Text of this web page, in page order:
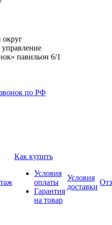
округ
управление
павильон 6/1
по РФ
Как купить
Условия
оплаты
Гарантия
на товар
Условия
доставки